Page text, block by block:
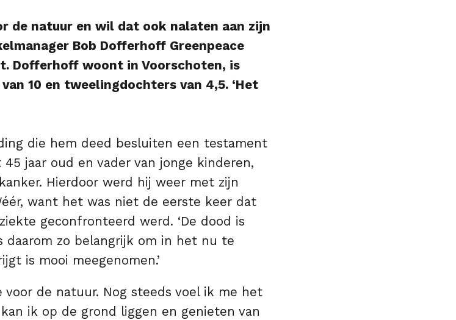
de natuur en wil dat ook nalaten aan zijn
Bob Dofferhoff Greenpeace
Dofferhoff woont in Voorschoten, is
10 en tweelingdochters van 4,5. ‘Het
die hem deed besluiten een testament
jaar oud en vader van jonge kinderen,
Hierdoor werd hij weer met zijn
want het was niet de eerste keer dat
geconfronteerd werd. ‘De dood is
zo belangrijk om in het nu te
is mooi meegenomen.’
voor de natuur. Nog steeds voel ik me het
ik op de grond liggen en genieten van